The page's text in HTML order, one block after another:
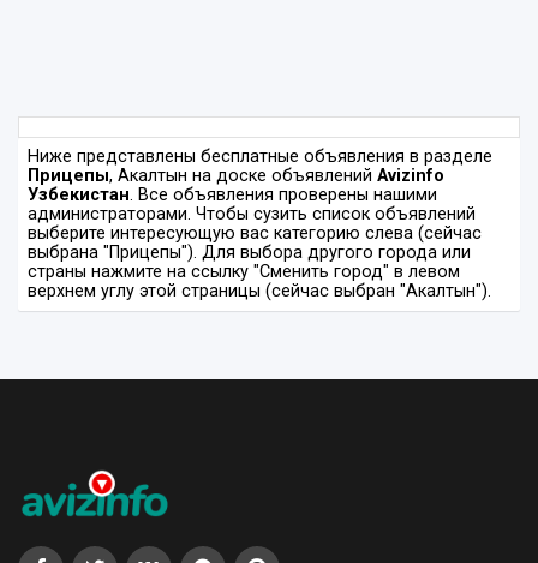
Ниже представлены бесплатные объявления в разделе
Прицепы, Акалтын на доске объявлений Avizinfo
Узбекистан. Все объявления проверены нашими
администраторами. Чтобы сузить список объявлений
выберите интересующую вас категорию слева (сейчас
выбрана "Прицепы"). Для выбора другого города или
страны нажмите на ссылку "Сменить город" в левом
верхнем углу этой страницы (сейчас выбран "Акалтын").